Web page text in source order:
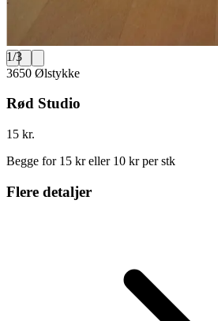
1/3
3650 Ølstykke
Rød Studio
15 kr.
Begge for 15 kr eller 10 kr per stk
Flere detaljer